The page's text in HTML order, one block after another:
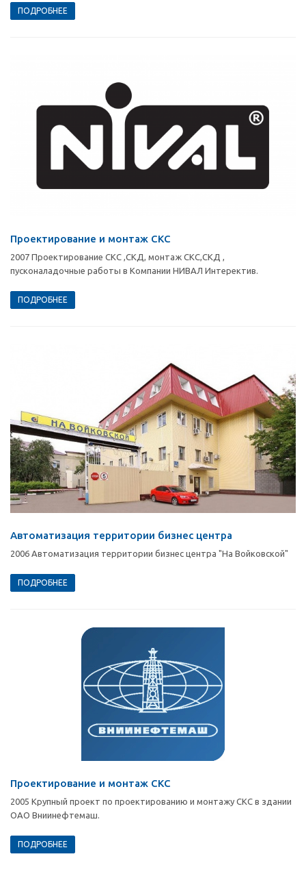
ПОДРОБНЕЕ
Проектирование и монтаж СКС
2007 Проектирование СКС ,СКД, монтаж СКС,СКД ,
пусконаладочные работы в Компании НИВАЛ Интеректив.
ПОДРОБНЕЕ
Автоматизация территории бизнес центра
2006 Автоматизация территории бизнес центра "На Войковской"
ПОДРОБНЕЕ
Проектирование и монтаж СКС
2005 Крупный проект по проектированию и монтажу СКС в здании
ОАО Вниинефтемаш.
ПОДРОБНЕЕ